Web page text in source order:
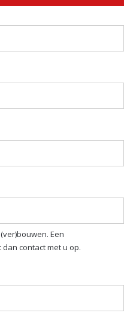
Een
contact met u op.